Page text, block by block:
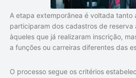
A etapa extemporânea é voltada tanto
participaram dos cadastros de reserva
àqueles que já realizaram inscrição,
a funções ou carreiras diferentes das
O processo segue os critérios